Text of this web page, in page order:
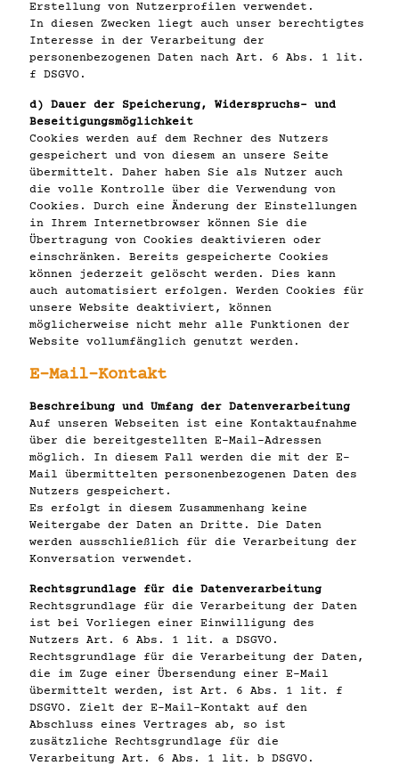
Erstellung von Nutzerprofilen verwendet.
In diesen Zwecken liegt auch unser berechtigtes
Interesse in der Verarbeitung der
personenbezogenen Daten nach Art. 6 Abs. 1 lit.
f DSGVO.
d) Dauer der Speicherung, Widerspruchs- und
Beseitigungsmöglichkeit
Cookies werden auf dem Rechner des Nutzers
gespeichert und von diesem an unsere Seite
übermittelt. Daher haben Sie als Nutzer auch
die volle Kontrolle über die Verwendung von
Cookies. Durch eine Änderung der Einstellungen
in Ihrem Internetbrowser können Sie die
Übertragung von Cookies deaktivieren oder
einschränken. Bereits gespeicherte Cookies
können jederzeit gelöscht werden. Dies kann
auch automatisiert erfolgen. Werden Cookies für
unsere Website deaktiviert, können
möglicherweise nicht mehr alle Funktionen der
Website vollumfänglich genutzt werden.
E-Mail-Kontakt
Beschreibung und Umfang der Datenverarbeitung
Auf unseren Webseiten ist eine Kontaktaufnahme
über die bereitgestellten E-Mail-Adressen
möglich. In diesem Fall werden die mit der E-
Mail übermittelten personenbezogenen Daten des
Nutzers gespeichert.
Es erfolgt in diesem Zusammenhang keine
Weitergabe der Daten an Dritte. Die Daten
werden ausschließlich für die Verarbeitung der
Konversation verwendet.
Rechtsgrundlage für die Datenverarbeitung
Rechtsgrundlage für die Verarbeitung der Daten
ist bei Vorliegen einer Einwilligung des
Nutzers Art. 6 Abs. 1 lit. a DSGVO.
Rechtsgrundlage für die Verarbeitung der Daten,
die im Zuge einer Übersendung einer E-Mail
übermittelt werden, ist Art. 6 Abs. 1 lit. f
DSGVO. Zielt der E-Mail-Kontakt auf den
Abschluss eines Vertrages ab, so ist
zusätzliche Rechtsgrundlage für die
Verarbeitung Art. 6 Abs. 1 lit. b DSGVO.